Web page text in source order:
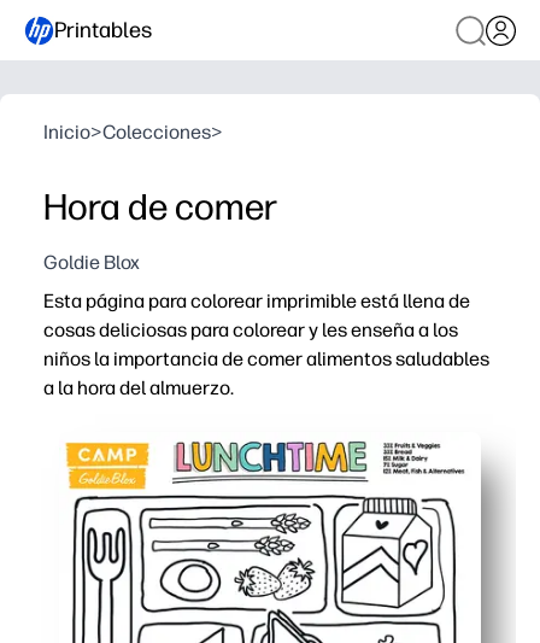
Printables
Inicio>Colecciones>
Hora de comer
Goldie Blox
Esta página para colorear imprimible está llena de
cosas deliciosas para colorear y les enseña a los
niños la importancia de comer alimentos saludables
a la hora del almuerzo.
Puedes imprimir y listo, sin preparación y solo
Los niños se mantienen ocupados mientras usted
Desarrolla la motricidad fina, el reconocimiento de
Funciona en casa, en clase o en el campamento: